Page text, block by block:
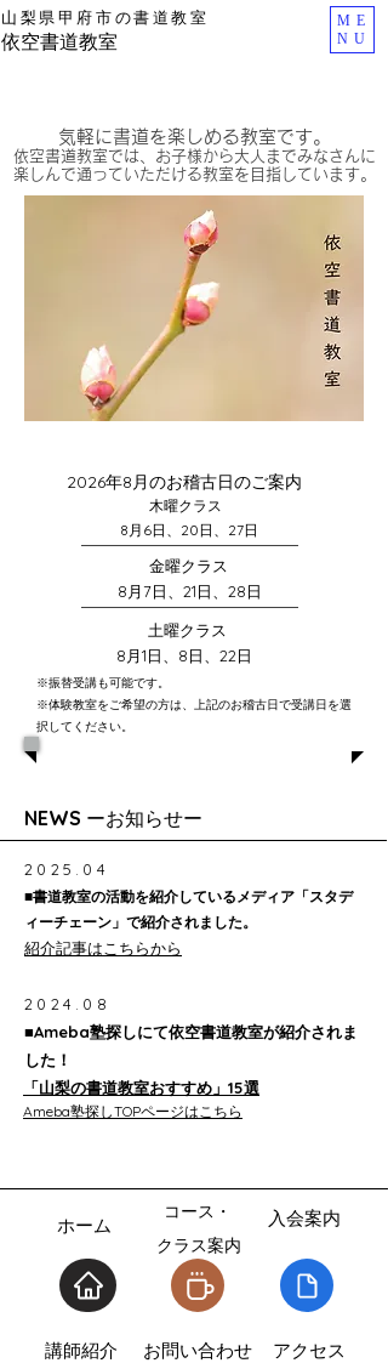
ME
NU
山梨県甲府市の書道教室
依空書道教室
気軽に書道を楽しめる教室です。
依空書道教室では、お子様から大人までみなさんに
楽しんで通っていただける教室を目指しています。
2026年8月のお稽古日のご案内
木曜クラス
8月6日、20日、27日
金曜クラス
8月7日、21日、28日
土曜クラス
8月1日、8日、22日
※振替受講も可能です。
​※体験教室をご希望の方は、上記のお稽古日で受講日を選
択してください。
NEWS ーお知らせー
2025.04
■書道教室の活動を紹介しているメディア「スタデ
ィーチェーン」で紹介されました。
​紹介記事はこちらから​
2024.08
■Ameba塾探しにて依空書道教室が紹介されま
した！
​「山梨の書道教室おすすめ」15選
​Ameba塾探しTOPページはこちら
​ホーム
​講師紹介
コース・
クラス案内
お問い合わせ
​入会案内
アクセス